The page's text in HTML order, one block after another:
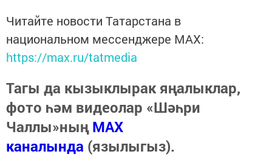
Читайте новости Татарстана в
национальном мессенджере MАХ:
https://max.ru/tatmedia
Тагы да кызыклырак яңалыклар,
фото һәм видеолар «Шәһри
Чаллы»ныңMAX
каналында (язылыгыз).